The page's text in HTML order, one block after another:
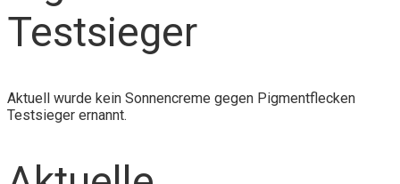
Testsieger
Aktuell wurde kein Sonnencreme gegen Pigmentflecken
Testsieger ernannt.